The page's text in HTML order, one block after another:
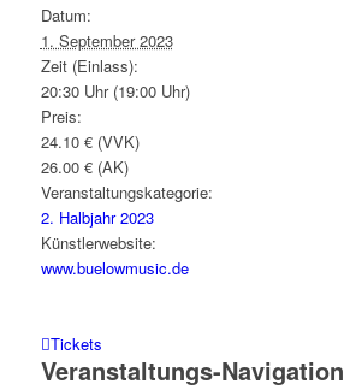
Datum:
1. September 2023
Zeit (Einlass):
20:30 Uhr (19:00 Uhr)
Preis:
24.10 € (VVK)
26.00 € (AK)
Veranstaltungskategorie:
2. Halbjahr 2023
Künstlerwebsite:
www.buelowmusic.de
Tickets
Veranstaltungs-Navigation